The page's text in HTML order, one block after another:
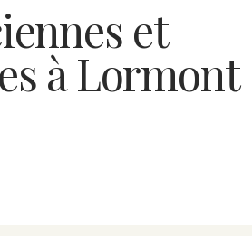
et
à Lormont